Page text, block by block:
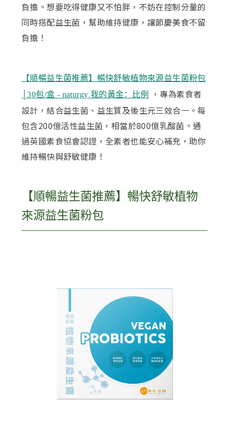
負擔。想要吃得健康又不怕胖，不妨在控制分量的
同時搭配益生菌，幫助維持健康，讓節慶美食不留
負擔！
【順暢益生菌推薦】暢快舒敏植物來源益生菌粉包
│30包/盒 - naturgy 我的黃金：比例
，專為素食者
設計，結合益生菌、益生質及後生元三效合一。每
包含200億活性益生菌，相當於800億乳酸菌。通
過英國素食協會認證，全素者也能安心補充，助你
維持暢快與舒敏健康！
【順暢益生菌推薦】暢快舒敏植物
來源益生菌粉包